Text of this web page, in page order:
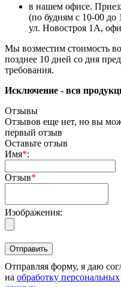
в нашем офисе.
(по будням с 10-00 до
ул. Новостроя 1А,
Мы возместим стоимость
позднее 10 дней со дня
требования.
Исключение - вся
Отзывы
Отзывов еще нет, но вы
первый отзыв
Оставьте отзыв
Имя*:
Отзыв*
Изображения:
Отправляя форму, я даю
на обработку персональных